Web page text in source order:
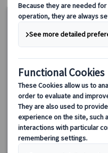
【プライベートツアー】ベ